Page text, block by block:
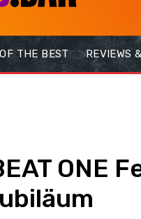
THE BEST REVIEWS
ONE